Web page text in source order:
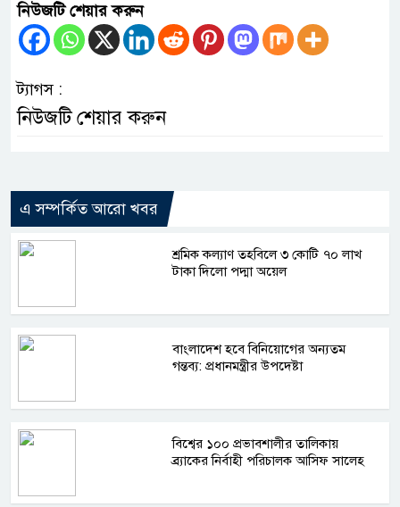
নিউজটি শেয়ার করুন
ট্যাগস :
নিউজটি শেয়ার করুন
এ সম্পর্কিত আরো খবর
শ্রমিক কল্যাণ তহবিলে ৩ কোটি ৭০ লাখ
টাকা দিলো পদ্মা অয়েল
বাংলাদেশ হবে বিনিয়োগের অন্যতম
গন্তব্য: প্রধানমন্ত্রীর উপদেষ্টা
বিশ্বের ১০০ প্রভাবশালীর তালিকায়
ব্র্যাকের নির্বাহী পরিচালক আসিফ সালেহ